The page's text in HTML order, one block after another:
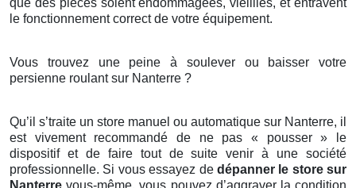
que des pièces soient endommagées, vieillies, et entravent
le fonctionnement correct de votre équipement.
Vous trouvez une peine à soulever ou baisser votre
persienne roulant sur Nanterre ?
Qu’il s’traite un store manuel ou automatique sur Nanterre, il
est vivement recommandé de ne pas « pousser » le
dispositif et de faire tout de suite venir à une société
professionnelle. Si vous essayez de dépanner le store sur